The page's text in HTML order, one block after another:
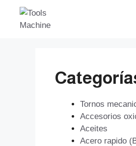
Saltar
contenido
Tornos
Accesorios
Aceites
Acero rapido